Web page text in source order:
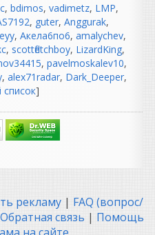
было,
ток
что
дубль.
не
, bdimos, vadimetz, LMP,
, guter, Anggurak,
, Акела6по6, amalychev,
, scottfletchboy, LizardKing,
, pavelmoskalev10,
, alex71radar, Dark_Deeper,
]
рекламу | FAQ (вопрос/
Обратная связь | Помощь